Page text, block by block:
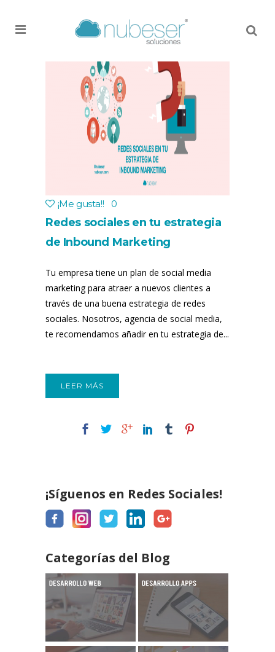
¡Me gusta!! 0
Redes sociales en tu estrategia
de Inbound Marketing
Tu empresa tiene un plan de social media
marketing para atraer a nuevos clientes a
través de una buena estrategia de redes
sociales. Nosotros, agencia de social media,
te recomendamos añadir en tu estrategia de...
LEER MÁS
¡Síguenos en Redes Sociales!
Categorías del Blog